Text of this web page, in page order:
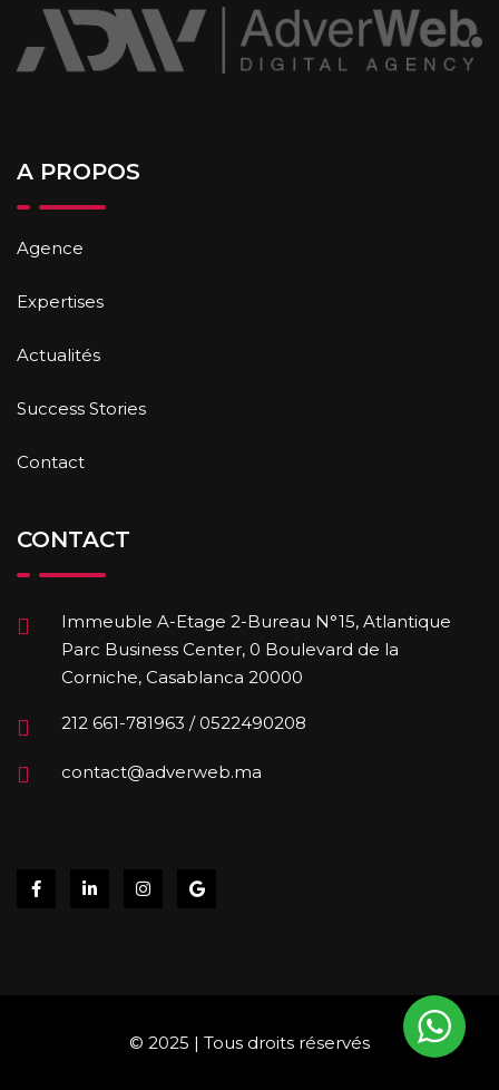
A PROPOS
Agence
Expertises
Actualités
Success Stories
Contact
CONTACT
Immeuble A-Etage 2-Bureau N°15, Atlantique
Parc Business Center, 0 Boulevard de la
Corniche, Casablanca 20000
212 661-781963 / 0522490208
contact@adverweb.ma
© 2025 | Tous droits réservés